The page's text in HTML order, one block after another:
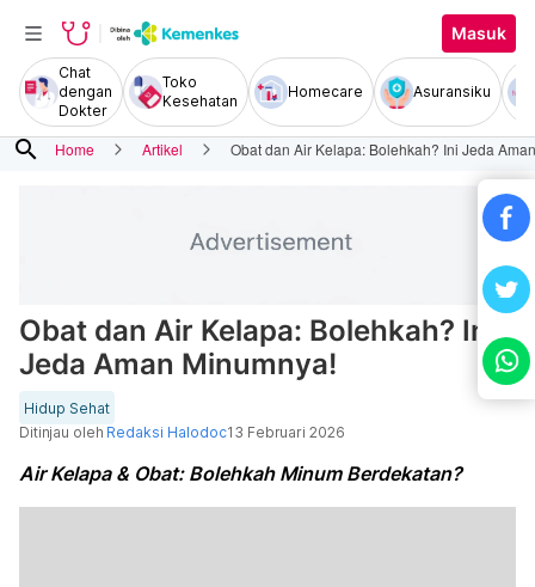
Masuk
Chat
dengan
Dokter
Toko
Kesehatan
Homecare Asuransiku
search Home Artikel Obat dan Air Kelapa: Bolehkah? Ini Jeda
Obat dan Air Kelapa: Bolehkah? Ini
Jeda Aman Minumnya!
Hidup Sehat
Ditinjau oleh Redaksi Halodoc13 Februari 2026
Air Kelapa & Obat: Bolehkah Minum Berdekatan?